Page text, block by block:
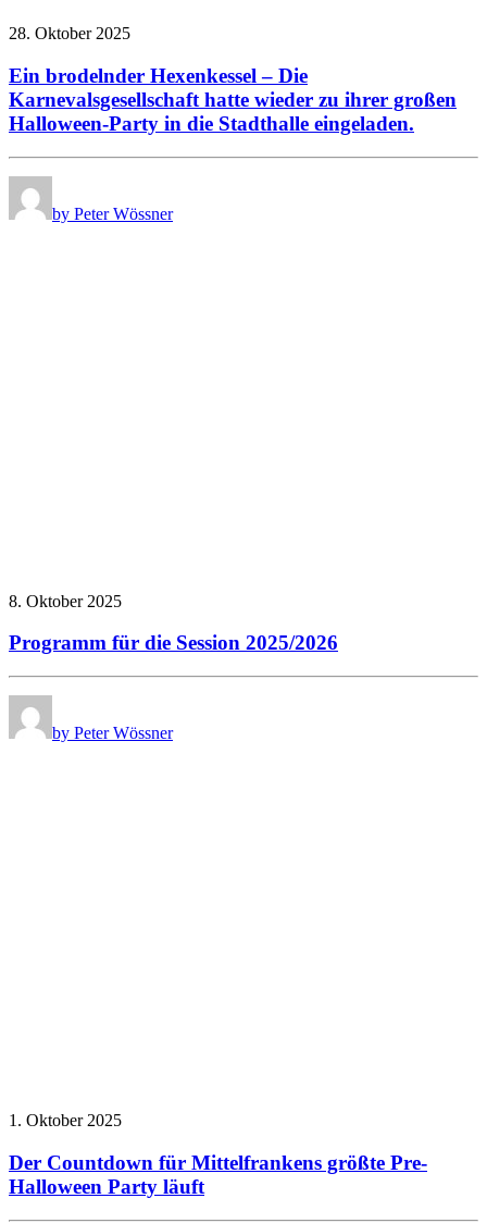
28. Oktober 2025
Ein brodelnder Hexenkessel – Die
Karnevalsgesellschaft hatte wieder zu ihrer großen
Halloween-Party in die Stadthalle eingeladen.
by Peter Wössner
8. Oktober 2025
Programm für die Session 2025/2026
by Peter Wössner
1. Oktober 2025
Der Countdown für Mittelfrankens größte Pre-
Halloween Party läuft